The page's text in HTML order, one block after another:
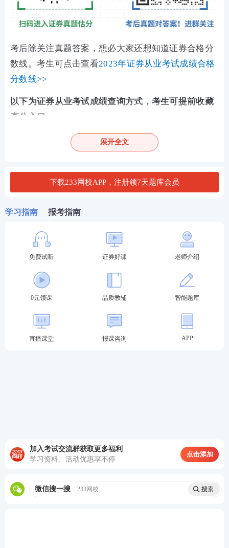
考后除关注真题答案，想必大家还想知道证券合格分
数线。考生可点击查看2023年证券从业考试成绩合格
分数线>>
以下为证券从业考试成绩查询方式，考生可提前收藏
查分入口：
233网校证券考试成绩查询快速通道
查分方法：输入报名时官网注册的用户名+登录密码
推荐： 证券从业考试精品资料汇总
关注： 2023年证券从业成绩查询时间及入口
考后热点：2023年证券考试真题及答案解析
真题解析
展开全文
下载233网校APP，注册领7天题库会员
学习指南 报考指南
免费试听 证券好课 老师介绍
0元领课 品质教辅 智能题库
直播课堂 报课咨询 APP
加入考试交流群获取更多福利
学习资料、活动优惠享不停
点击添加
微信搜一搜 233网校